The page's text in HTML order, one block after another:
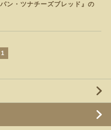
ン・ツナチーズブレッド 』の
1